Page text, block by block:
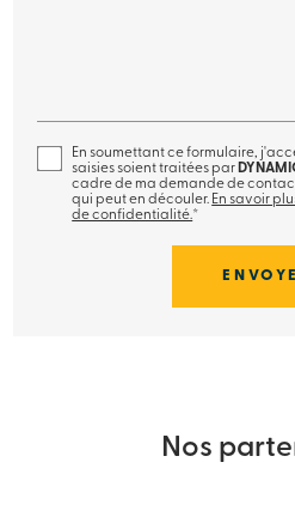
En soumettant ce formulaire,
saisies soient traitées par
cadre de ma demande de
qui peut en découler. En savoir
de confidentialité.*
Nos